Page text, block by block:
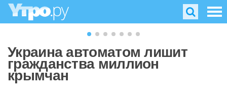
Украина автоматом лишит
гражданства миллион
крымчан